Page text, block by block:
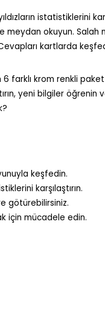
istatistiklerini
meydan okuyun.
kartlarda
krom renkli
yeni bilgiler öğrenin
keşfedin.
karşılaştırın.
götürebilirsiniz.
için mücadele edin.